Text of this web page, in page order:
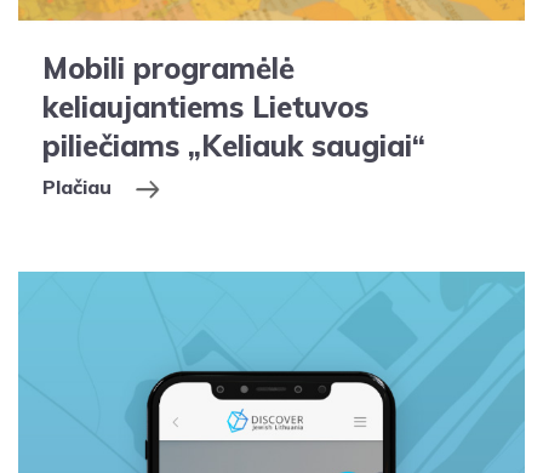
Mobili programėlė
keliaujantiems Lietuvos
piliečiams „Keliauk saugiai“
Plačiau